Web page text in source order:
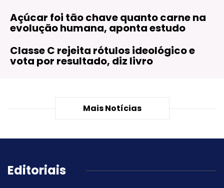
Açúcar foi tão chave quanto carne na
evolução humana, aponta estudo
Classe C rejeita rótulos ideológico e
vota por resultado, diz livro
Mais Notícias
Editoriais